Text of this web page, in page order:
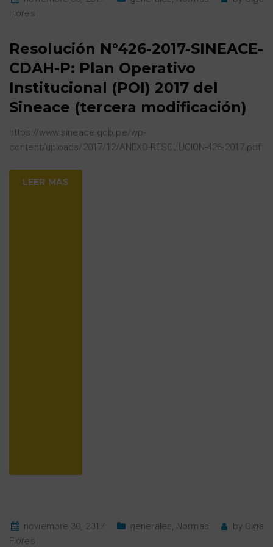
Flores
Resolución N°426-2017-SINEACE-
CDAH-P: Plan Operativo
Institucional (POI) 2017 del
Sineace (tercera modificación)
https://www.sineace.gob.pe/wp-
content/uploads/2017/12/ANEXO-RESOLUCIÓN-426-2017.pdf
LEER MAS
noviembre 30, 2017 generales, Normas by Olga
Flores